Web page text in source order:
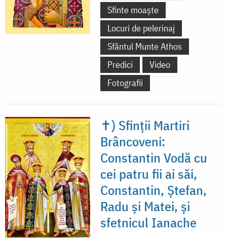
Sfinte moaște
Locuri de pelerinaj
Sfântul Munte Athos
Predici
Video
Fotografii
✝) Sfinții Martiri
Brâncoveni:
Constantin Vodă cu
cei patru fii ai săi,
Constantin, Ștefan,
Radu și Matei, și
sfetnicul Ianache